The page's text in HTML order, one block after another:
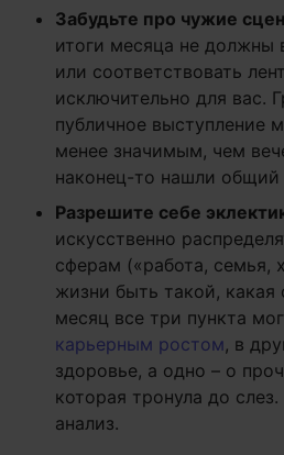
Забудьте про чужие
итоги месяца не должны
или соответствовать
исключительно для вас.
публичное выступление
менее значимым, чем
наконец-то нашли
Разрешите себе
искусственно
сферам («работа, семья,
жизни быть такой, какая
месяц все три пункта
карьерным ростом, в
здоровье, а одно – о
которая тронула до
анализ.